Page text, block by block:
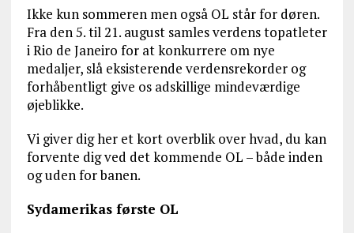
Ikke kun sommeren men også OL står for døren.
Fra den 5. til 21. august samles verdens topatleter
i Rio de Janeiro for at konkurrere om nye
medaljer, slå eksisterende verdensrekorder og
forhåbentligt give os adskillige mindeværdige
øjeblikke.
Vi giver dig her et kort overblik over hvad, du kan
forvente dig ved det kommende OL – både inden
og uden for banen.
Sydamerikas første OL